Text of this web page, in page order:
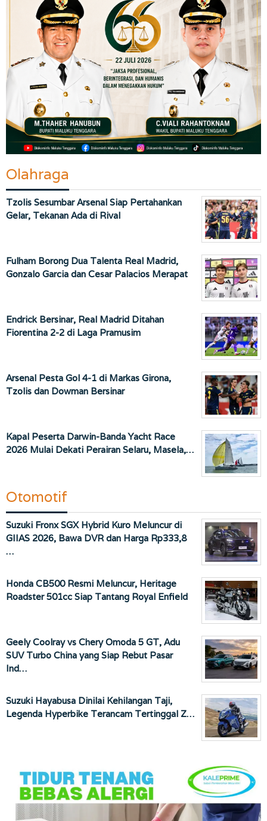
Olahraga
Tzolis Sesumbar Arsenal Siap Pertahankan
Gelar, Tekanan Ada di Rival
Fulham Borong Dua Talenta Real Madrid,
Gonzalo Garcia dan Cesar Palacios Merapat
Endrick Bersinar, Real Madrid Ditahan
Fiorentina 2-2 di Laga Pramusim
Arsenal Pesta Gol 4-1 di Markas Girona,
Tzolis dan Dowman Bersinar
Kapal Peserta Darwin-Banda Yacht Race
2026 Mulai Dekati Perairan Selaru, Masela,…
Otomotif
Suzuki Fronx SGX Hybrid Kuro Meluncur di
GIIAS 2026, Bawa DVR dan Harga Rp333,8
…
Honda CB500 Resmi Meluncur, Heritage
Roadster 501cc Siap Tantang Royal Enfield
Geely Coolray vs Chery Omoda 5 GT, Adu
SUV Turbo China yang Siap Rebut Pasar
Ind…
Suzuki Hayabusa Dinilai Kehilangan Taji,
Legenda Hyperbike Terancam Tertinggal Z…